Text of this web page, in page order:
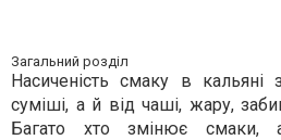
Загальний розділ
Насиченість смаку в
суміші, а й від чаші, жару,
Багато хто змінює смаки,